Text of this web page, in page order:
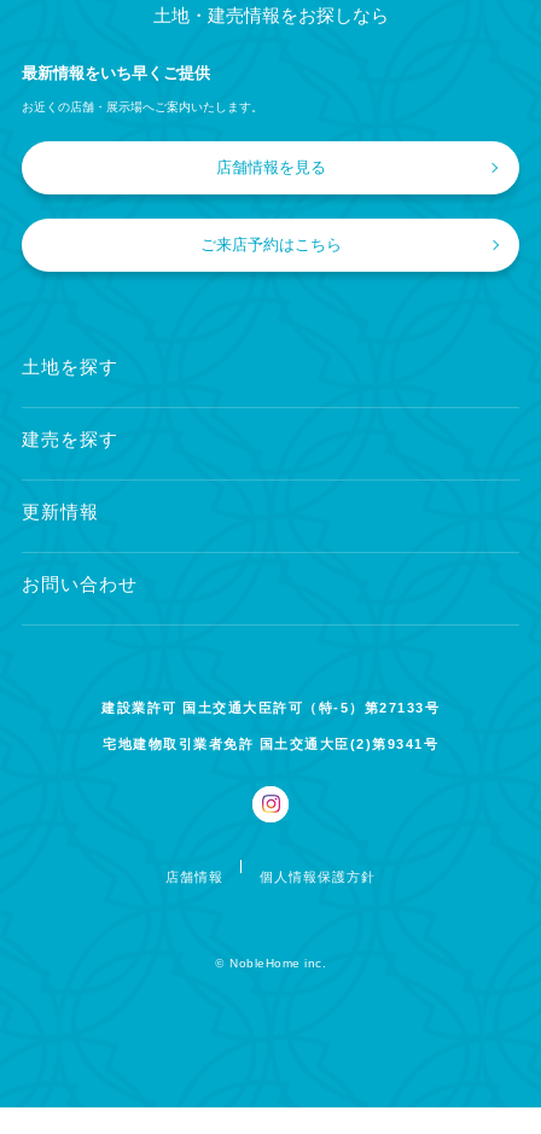
土地・建売情報をお探しなら
最新情報をいち早くご提供
お近くの店舗・展示場へご案内いたします。
店舗情報を見る
ご来店予約はこちら
土地を探す
建売を探す
更新情報
お問い合わせ
建設業許可 国土交通大臣許可（特-5）第27133号
宅地建物取引業者免許 国土交通大臣(2)第9341号
店舗情報 個人情報保護方針
© NobleHome inc.